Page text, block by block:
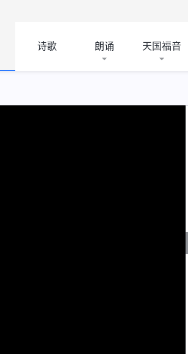
诗歌 朗诵 天国福音